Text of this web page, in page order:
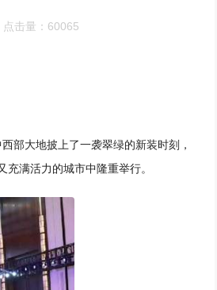
击量：60065
部大地披上了一袭翠绿的新装时刻，
充满活力的城市中隆重举行。